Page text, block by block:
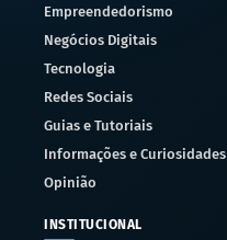
Empreendedorismo
Negócios Digitais
Tecnologia
Redes Sociais
Guias e Tutoriais
Informações e Curiosidades
Opinião
INSTITUCIONAL